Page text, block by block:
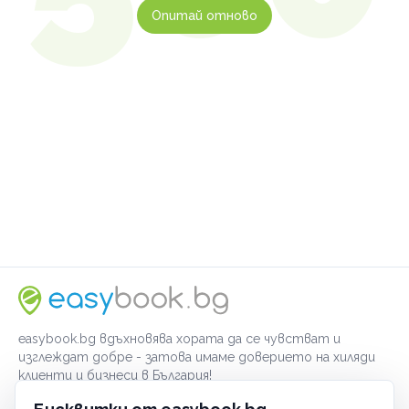
Опитай отново
easybook.bg вдъхновява хората да се чувстват и
изглеждат добре - затова имаме доверието на хиляди
клиенти и бизнеси в България!